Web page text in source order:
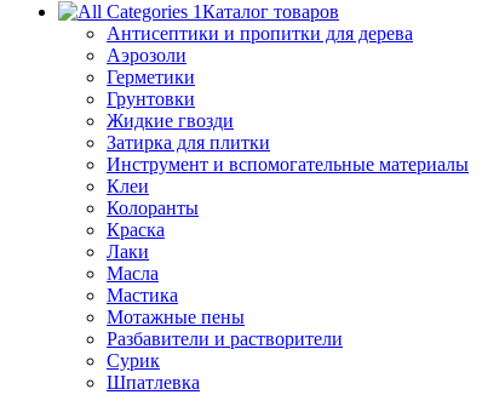
Каталог товаров
Антисептики и пропитки для дерева
Аэрозоли
Герметики
Грунтовки
Жидкие гвозди
Затирка для плитки
Инструмент и вспомогательные материалы
Клеи
Колоранты
Краска
Лаки
Масла
Мастика
Мотажные пены
Разбавители и растворители
Сурик
Шпатлевка